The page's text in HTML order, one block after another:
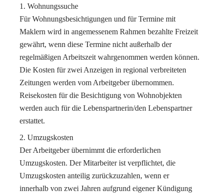
Wohnungssuche
Für Wohnungsbesichtigungen und für Termine mit
Maklern wird in angemessenem Rahmen bezahlte Freizeit
gewährt, wenn diese Termine nicht außerhalb der
regelmäßigen Arbeitszeit wahrgenommen werden können.
Die Kosten für zwei Anzeigen in regional verbreiteten
Zeitungen werden vom Arbeitgeber übernommen.
Reisekosten für die Besichtigung von Wohnobjekten
werden auch für die Lebenspartnerin/den Lebenspartner
erstattet.
Umzugskosten
Der Arbeitgeber übernimmt die erforderlichen
Umzugskosten. Der Mitarbeiter ist verpflichtet, die
Umzugskosten anteilig zurückzuzahlen, wenn er
innerhalb von zwei Jahren aufgrund eigener Kündigung